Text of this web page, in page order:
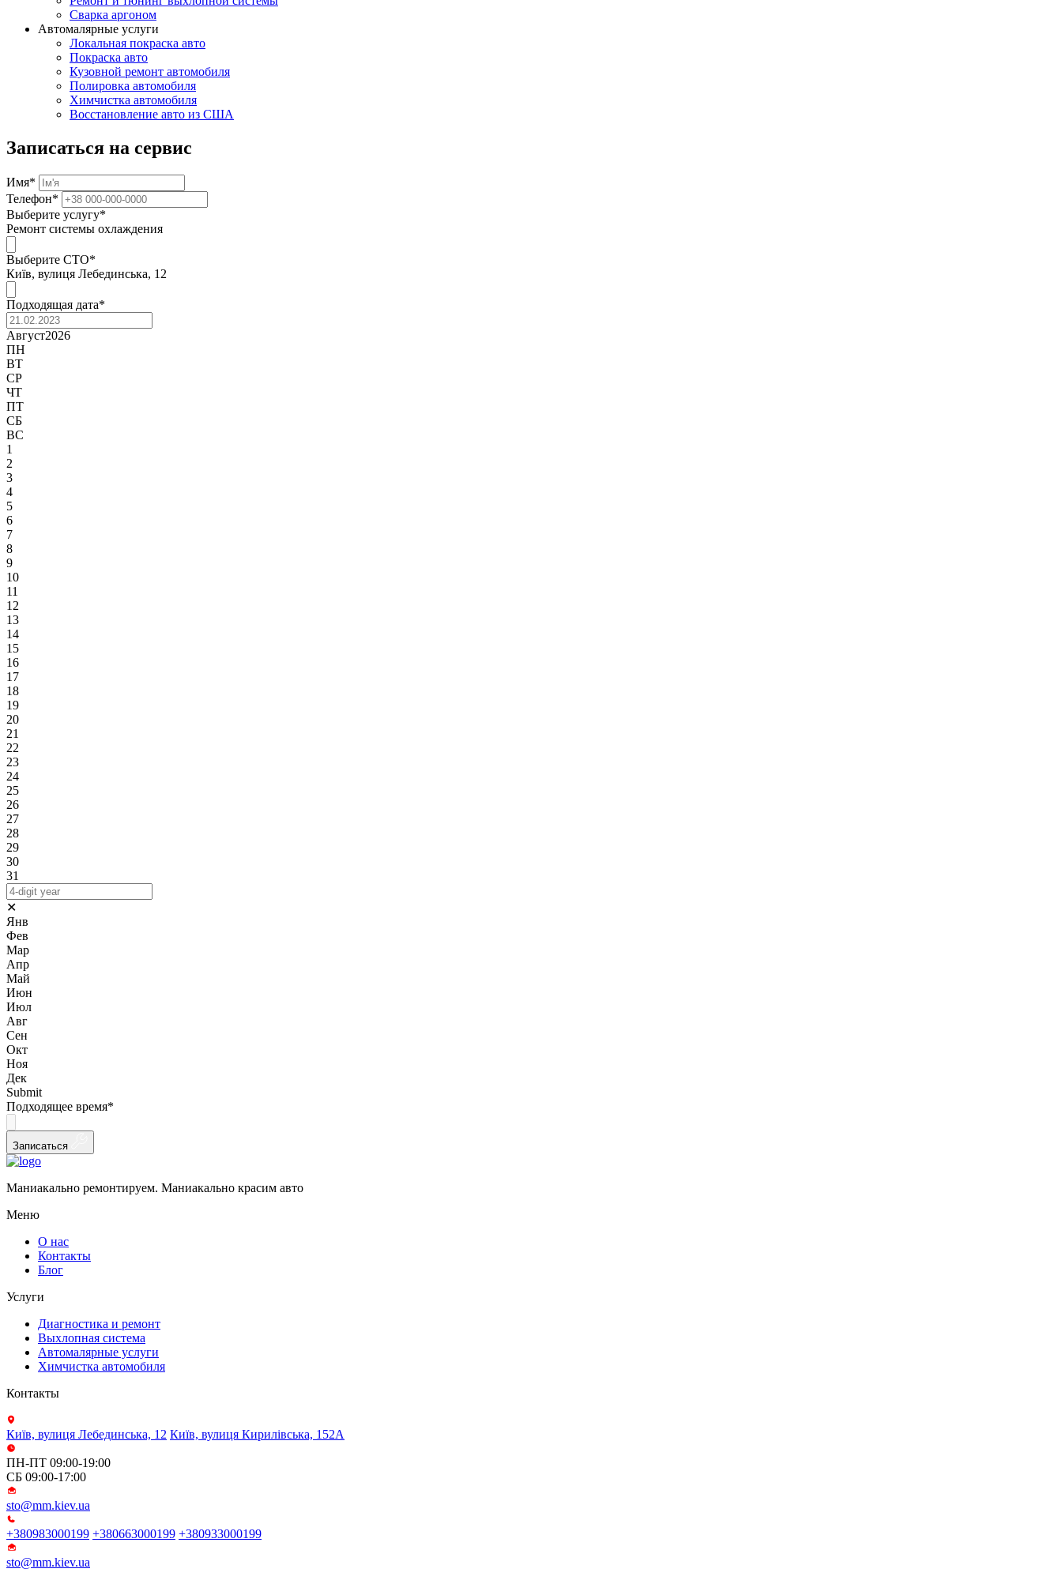
Сварка аргоном
Автомалярные услуги
Локальная покраска авто
Покраска авто
Кузовной ремонт автомобиля
Полировка автомобиля
Химчистка автомобиля
Восстановление авто из США
Записаться на сервис
Имя*
Телефон*
Выберите услугу*
Ремонт системы охлаждения
Выберите СТО*
Київ, вулиця Лебединська, 12
Подходящая дата*
Август2026
ПН
ВТ
СР
ЧТ
ПТ
СБ
ВС
1
2
3
4
5
6
7
8
9
10
11
12
13
14
15
16
17
18
19
20
21
22
23
24
25
26
27
28
29
30
31
✕
Янв
Фев
Мар
Апр
Май
Июн
Июл
Авг
Сен
Окт
Ноя
Дек
Submit
Подходящее время*
Записаться
Маниакально ремонтируем. Маниакально красим авто
Меню
О нас
Контакты
Блог
Услуги
Диагностика и ремонт
Выхлопная система
Автомалярные услуги
Химчистка автомобиля
Контакты
Київ, вулиця Лебединська, 12 Київ, вулиця Кирилівська, 152А
ПН-ПТ 09:00-19:00
СБ 09:00-17:00
sto@mm.kiev.ua
+380983000199 +380663000199 +380933000199
sto@mm.kiev.ua